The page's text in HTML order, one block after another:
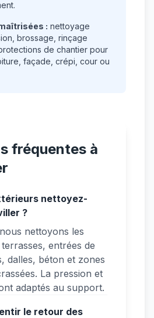
: nettoyage
brossage, rinçage
de chantier pour
façade, crépi, cour ou
fréquentes à
nettoyez-
?
nettoyons les
entrées de
dalles, béton et zones
La pression et
adaptés au support.
le retour des